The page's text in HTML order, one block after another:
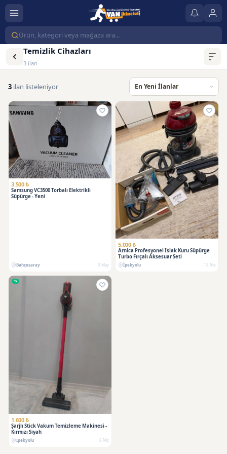
Temizlik Cihazları
3 ilan
3 ilan listeleniyor
3.500 ₺
Samsung VC3500 Torbalı Elektrikli
Süpürge - Yeni
Bahçesaray 3 May
5.000 ₺
Arnica Profesyonel Islak Kuru Süpürge
Turbo Fırçalı Aksesuar Seti
İpekyolu 18 Nis
1.600 ₺
Şarjlı Stick Vakum Temizleme Makinesi -
Kırmızı Siyah
İpekyolu 6 Nis